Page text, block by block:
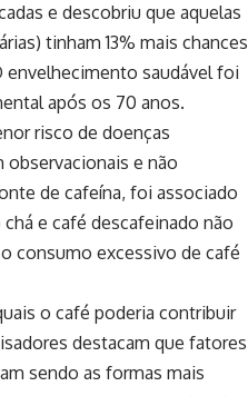
e descobriu que aquelas
tinham 13% mais chances
envelhecimento saudável foi
após os 70 anos.
risco de doenças
observacionais e não
de cafeína, foi associado
e café descafeinado não
consumo excessivo de café
o café poderia contribuir
destacam que fatores
sendo as formas mais